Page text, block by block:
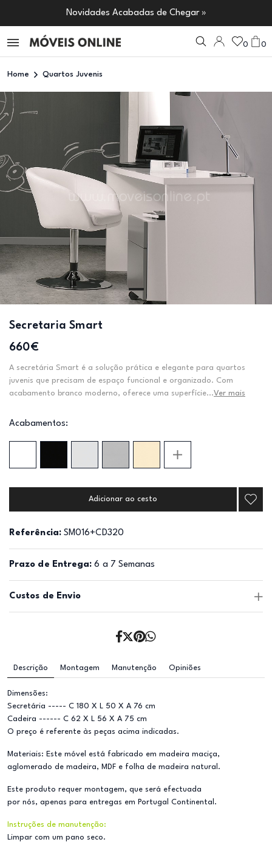
Novidades Acabadas de Chegar »
0 0
Home Quartos Juvenis
Secretaria Smart
660€
A secretária Smart é a solução prática e elegante para quartos
juvenis que precisam de espaço funcional e organizado. Com
acabamento branco moderno, oferece uma superfície...Ver mais
Acabamentos:
Adicionar ao cesto
Referência: SM016+CD320
Prazo de Entrega: 6 a 7 Semanas
Custos de Envio
Descrição Montagem Manutenção Opiniões
Dimensões:
Secretária ----- C 180 X L 50 X A 76 cm
Cadeira ------ C 62 X L 56 X A 75 cm
O preço é referente às peças acima indicadas.
Materiais: Este móvel está fabricado em madeira maciça,
aglomerado de madeira, MDF e folha de madeira natural.
Este produto requer montagem, que será efectuada
por nós, apenas para entregas em Portugal Continental.
Instruções de manutenção:
Limpar com um pano seco.